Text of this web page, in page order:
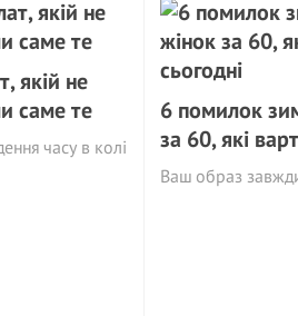
якій не
саме те
часу в колі
6 помилок
за 60, які
Ваш образ